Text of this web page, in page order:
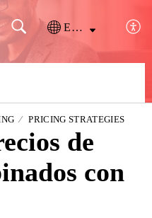
Español (España)
PRICING STRATEGIES
de
con